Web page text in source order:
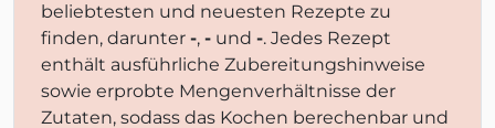
beliebtesten und neuesten Rezepte zu
finden, darunter -, - und -. Jedes Rezept
enthält ausführliche Zubereitungshinweise
sowie erprobte Mengenverhältnisse der
Zutaten, sodass das Kochen berechenbar und